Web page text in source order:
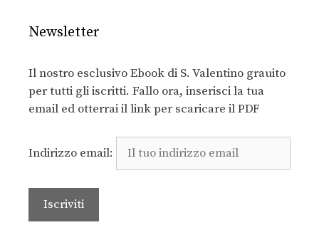
Newsletter
Il nostro esclusivo Ebook di S. Valentino grauito
per tutti gli iscritti. Fallo ora, inserisci la tua
email ed otterrai il link per scaricare il PDF
Indirizzo email: